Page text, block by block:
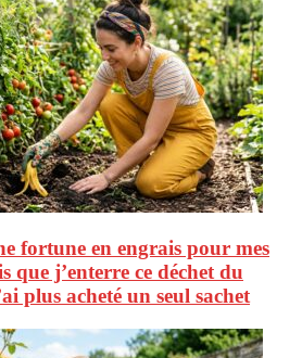
fortune en engrais pour mes
que j’enterre ce déchet du
plus acheté un seul sachet